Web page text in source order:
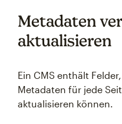
Metadaten
aktualisieren
Ein CMS enthält
Metadaten für jede
aktualisieren können.